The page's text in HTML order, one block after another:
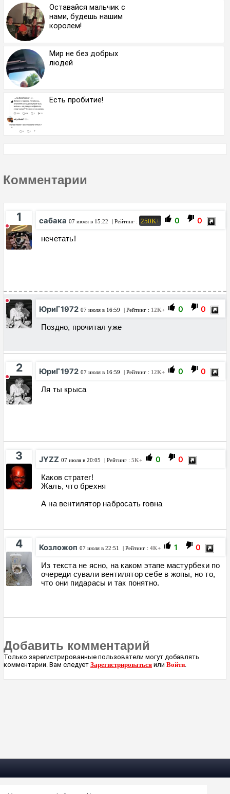
Оставайся мальчик с
нами, будешь нашим
королем!
Мир не без добрых
людей
Есть пробитие!
Комментарии
1 сабака 07 июля в 15:22 | Рейтинг : 250K+ 0 0
нечетать!
ЮриГ1972 07 июля в 16:59 | Рейтинг : 12K+ 0 0
Поздно, прочитал уже
2 ЮриГ1972 07 июля в 16:59 | Рейтинг : 12K+ 0 0
Ля ты крыса
3 JYZZ 07 июля в 20:05 | Рейтинг : 5K+ 0 0
Каков стратег!
Жаль, что брехня
А на вентилятор набросать говна
4 Козложоп 07 июля в 22:51 | Рейтинг : 4K+ 1 0
Из текста не ясно, на каком этапе мастурбеки по
очереди сували вентилятор себе в жопы, но то,
что они пидарасы и так понятно.
Добавить комментарий
Только зарегистрированные пользователи могут добавлять
комментарии. Вам следует Зарегистрироваться или Войти.